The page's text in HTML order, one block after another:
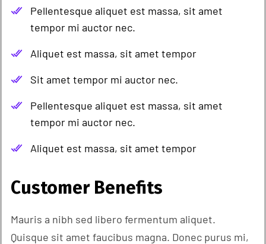
Pellentesque aliquet est massa, sit amet
tempor mi auctor nec.
Aliquet est massa, sit amet tempor
Sit amet tempor mi auctor nec.
Pellentesque aliquet est massa, sit amet
tempor mi auctor nec.
Aliquet est massa, sit amet tempor
Customer Benefits​
Mauris a nibh sed libero fermentum aliquet.
Quisque sit amet faucibus magna. Donec purus mi,